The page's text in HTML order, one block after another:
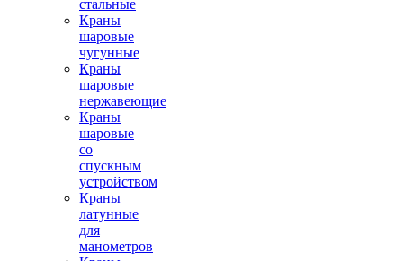
стальные
Краны
шаровые
чугунные
Краны
шаровые
нержавеющие
Краны
шаровые
со
спускным
устройством
Краны
латунные
для
манометров